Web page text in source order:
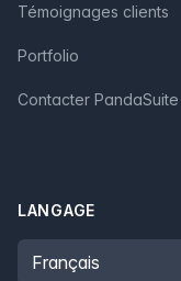
Témoignages clients
Portfolio
Contacter PandaSuite
LANGAGE
Language